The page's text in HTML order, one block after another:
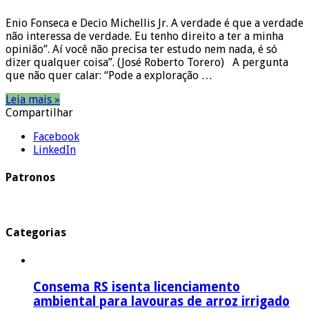
Enio Fonseca e Decio Michellis Jr. A verdade é que a verdade
não interessa de verdade. Eu tenho direito a ter a minha
opinião”. Aí você não precisa ter estudo nem nada, é só
dizer qualquer coisa”. (José Roberto Torero) A pergunta
que não quer calar: “Pode a exploração …
Leia mais »
Compartilhar
Facebook
LinkedIn
Patronos
Categorias
Consema RS isenta licenciamento
ambiental para lavouras de arroz irrigado